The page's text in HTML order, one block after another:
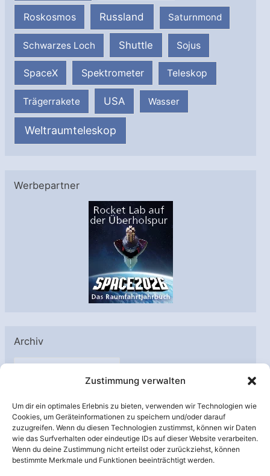
Zustimmung verwalten
Um dir ein optimales Erlebnis zu bieten, verwenden wir Technologien wie
Cookies, um Geräteinformationen zu speichern und/oder darauf
zuzugreifen. Wenn du diesen Technologien zustimmst, können wir Daten
wie das Surfverhalten oder eindeutige IDs auf dieser Website verarbeiten.
Wenn du deine Zustimmung nicht erteilst oder zurückziehst, können
bestimmte Merkmale und Funktionen beeinträchtigt werden.
Roskosmos Russland Saturnmond
Schwarzes Loch Shuttle Sojus
SpaceX Spektrometer Teleskop
Trägerrakete USA Wasser
Weltraumteleskop
Werbepartner
Archiv
A
h
i
v
Unterstützt von: